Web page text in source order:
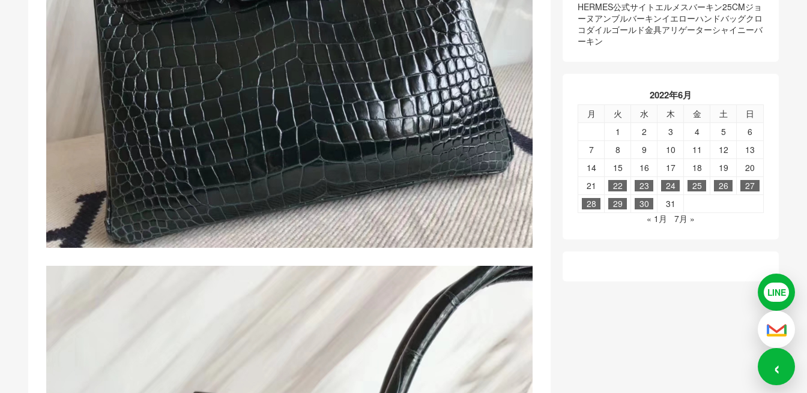
HERMES公式サイトエルメスバーキン25CMジョ
ーヌアンブルバーキンイエローハンドバッグクロ
コダイルゴールド金具アリゲーターシャイニーバ
ーキン
2022年6月
月 火 水 木 金 土
日
1
2 3 4 5
6
7
8 9 10 11 12
13
14
15 16 17 18 19
20
21
22 23 24 25 26
27
28
29 30
31
« 1月
7月 »
LINELINEで
メール
‹